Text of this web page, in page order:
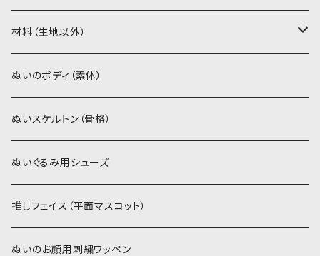
ソフトボア（5mm）
ぬいトリコット
スキンカラー生地
カーリーベルボア
パウダーボア（4mm）
ウィッグボア（8cm）
ソフトボア
スキンカラー系
白系
ぬいトリコット
スキンカラー系
白系
材料（生地以外）
アイロン接着シート
ステッチカラー
ミニワッペン
リボン
ぬいのボディ（素体）
ぬいスケルトン（骨格）
ぬいぐるみ用シューズ
推しフェイス（平面マスコット）
ぬいのお顔用刺繍ワッペン